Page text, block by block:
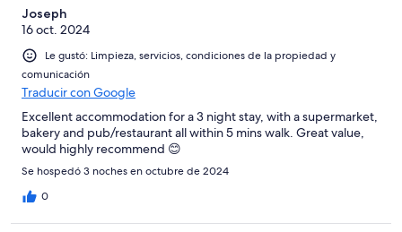
Joseph
16 oct. 2024
Le gustó: Limpieza, servicios, condiciones de la propiedad y
comunicación
Traducir con Google
Excellent accommodation for a 3 night stay, with a supermarket,
bakery and pub/restaurant all within 5 mins walk. Great value,
would highly recommend 😊
Se hospedó 3 noches en octubre de 2024
0